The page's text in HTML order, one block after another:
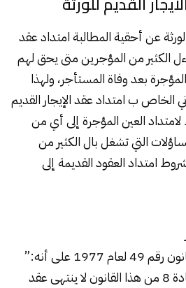
عن أحقية المطالبة امتداد عقد
الكثير من المؤجرين متى يحق لهم
بعد وفاة المستأجر، ولهذا
الخاص ب امتداد عقد الإيجار القديم
العين المؤجرة إلى أي من
التي تشغل بال الكثير من
امتداد العقود القديمة إلى
تنص المادة 29/1 من القانون رقم 49 لعام 1977 على أنه:”
مع عدم الأخلال بحكم المادة 8 من هذا القانون لا ينتهى عقد